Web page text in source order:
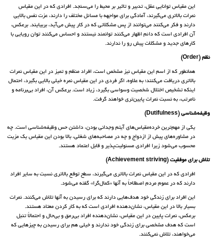
این مقیاس توانایی عقل، تدبیر و تاثیر بر محیط را می‌سنجد. افرادی که در این مقیاس
نمرات بالاتری می‌گیرند، آمادگی برای مواجهه با مسائل مختلف را دارند، عزت نفس بالایی
دارند و فکر می‌کنند می‌توانند از پس مشکلاتی که در کار پیش می‌آید، بربیایند. برعکس،
آن افرادی است که دائم اظهار می‌کنند توانمند نیستند و احساس می‌کنند توان رویایی با
کارهای جدید و مشکلات پیش رو را ندارند.
نظم (Order)
همانطور که از اسم این مقیاس نیز مشخص است، افراد منظم و تمیز در این مقیاس نمرات
بالاتری دریافت می‌کنند؛ به علاوه، اگر فردی در این مقیاس نمره خیلی بالایی بگیرد، احتمال
اینکه تشخیص اختلال شخصیت وسواسی بگیرد، زیاد است. برعکس آن، افراد بی‌برنامه و
نامرتب، به نسبت نمرات پایین‌تری خواهند گرفت.
وظیفه‌شناسی (Dutifulness)
یکی از مهم‌ترین خرده‌مقیاس‌های آیتم وجدانی بودن، داشتن حس وظیفه‌شناسی است. چه
در مشاوره‌های پیش از ازدواج و چه در مصاحبه‌های شغلی، بالا بودن این مقیاس یک مزیت
محسوب می‌شود زیرا افرادی مسئولیت‌پذیر و قابل اعتماد هستند.
تلاش برای موفقیت (Achievement striving)
افرادی که در این مقیاس نمرات بالاتری می‌گیرند، سطح توقع بالاتری نسبت به سایر افراد
دارند که در عموم مردم اصطلاحاً به آنها «کمال‌گرا» گفته می‌شود.
این افراد برای زندگی خود هدف‌هایی دارند که برای رسیدن به آنها تلاش می‌کنند. نمرات
بسیار بالا در این مقیاس، نشان‌دهنده افرادی است که به کار کردن معتاد هستند.
برعکس، نمرات پایین در این مقیاس، نشان‌دهنده افراد بی‌رمق و بی‌حال و احتمالاً تنبل
است که هدف مشخصی برای زندگی خود ندارند و خیلی هم برای رسیدن به چیزهایی که
می‌خواهند، تلاش نمی‌کنند.